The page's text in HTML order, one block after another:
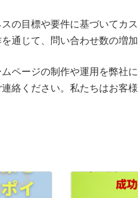
の目標や要件に基づいてカ
通じて、問い合わせ数の増
ページの制作や運用を弊社
絡ください。私たちはお客